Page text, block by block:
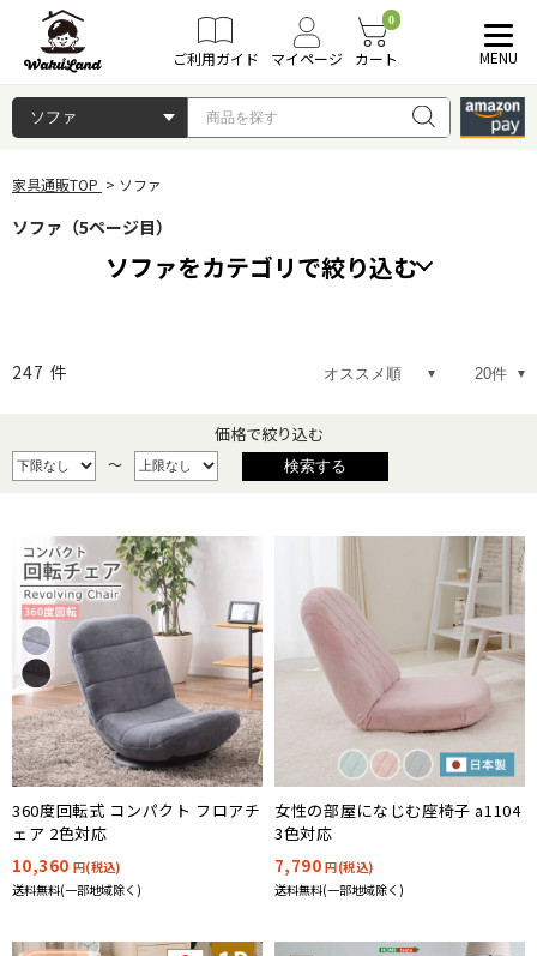
ご利用ガイド マイページ
0
カート MENU
家具通販TOP ソファ
ソファ（5ページ目）
ソファをカテゴリで絞り込む
座椅子 オットマン
247 件
価格で絞り込む
～
360度回転式 コンパクト フロアチ
ェア 2色対応
10,360 円(税込)
送料無料(一部地域除く)
女性の部屋になじむ座椅子 a1104
3色対応
7,790円(税込)
送料無料(一部地域除く)